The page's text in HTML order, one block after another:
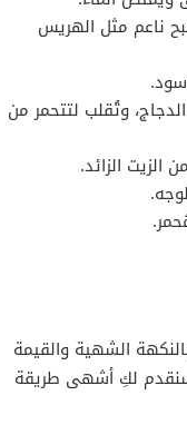
ناعم مثل الهريس
وتُقلب لتتحمر من
الزائد.
الشهية والقيمة
سنقدم لكِ أشهى طريقة